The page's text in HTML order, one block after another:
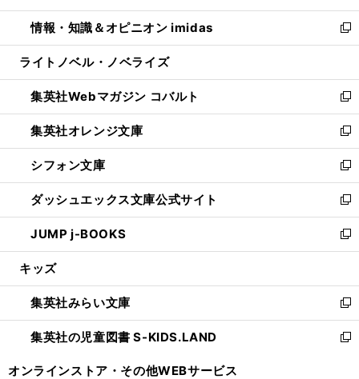
開
く
ウ
で
開
ン
ド
ウ
開
く
ウ
ィ
ン
ウ
で
開
く
し
い
ウ
ン
ド
ウ
で
開
く
情報・知識＆オピニオン imidas
新
し
ウ
ィ
ン
ド
ウ
で
開
く
ライトノベル・ノベライズ
集英社Webマガジン コバルト
新
し
い
ウ
ィ
ン
ド
ウ
で
開
集英社オレンジ文庫
新
し
い
ウ
ィ
ン
ド
ウ
開
く
シフォン文庫
新
し
い
ウ
ィ
ン
ウ
で
開
く
ダッシュエックス文庫公式サイト
新
し
い
ウ
ン
ド
ウ
で
JUMP j-BOOKS
新
し
ウ
ィ
ン
ド
キッズ
集英社みらい文庫
新
し
い
集英社の児童図書 S-KIDS.LAND
新
オンラインストア・ その他WEBサービス